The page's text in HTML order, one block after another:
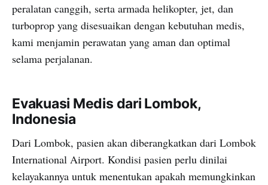
peralatan canggih, serta armada helikopter, jet, dan
turboprop yang disesuaikan dengan kebutuhan medis,
kami menjamin perawatan yang aman dan optimal
selama perjalanan.
Evakuasi Medis dari Lombok,
Indonesia
Dari Lombok, pasien akan diberangkatkan dari Lombok
International Airport. Kondisi pasien perlu dinilai
kelayakannya untuk menentukan apakah memungkinkan